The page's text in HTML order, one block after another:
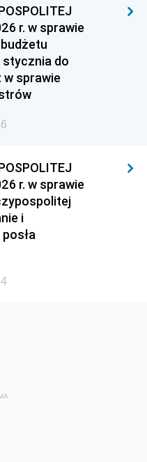
1937
r. w sprawie
stycznia do
w sprawie
r. w sprawie
i